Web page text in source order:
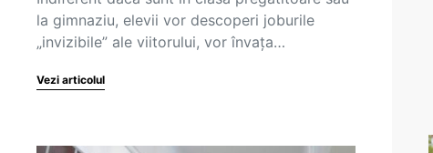
la gimnaziu, elevii vor descoperi joburile
„invizibile” ale viitorului, vor învața…
Vezi articolul